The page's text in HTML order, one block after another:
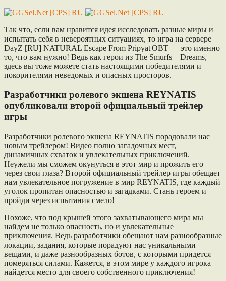
Так что, если вам нравится идея исследовать разные миры и
испытать себя в невероятных ситуациях, то игра на сервере
DayZ [RU] NATURAL|Escape From Pripyat|OBT — это именно
то, что вам нужно! Ведь как герои из The Smurfs – Dreams,
здесь вы тоже можете стать настоящими победителями и
покорителями неведомых и опасных просторов.
Разработчики ролевого экшена REYNATIS
опубликовали второй официальный трейлер
игры
Разработчики ролевого экшена REYNATIS порадовали нас
новым трейлером! Видео полно загадочных мест,
динамичных схваток и увлекательных приключений.
Неужели мы сможем окунуться в этот мир и прожить его
через свои глаза? Второй официальный трейлер игры обещает
нам увлекательное погружение в мир REYNATIS, где каждый
уголок пропитан опасностью и загадками. Стань героем и
пройди через испытания смело!
Похоже, что под крышей этого захватывающего мира мы
найдем не только опасность, но и увлекательные
приключения. Ведь разработчики обещают нам разнообразные
локации, задания, которые порадуют нас уникальными
вещами, и даже разнообразных ботов, с которыми придется
померяться силами. Кажется, в этом мире у каждого игрока
найдется место для своего собственного приключения!